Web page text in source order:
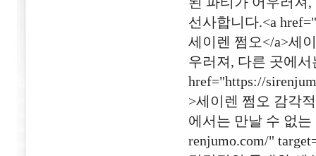
선사합니다.<a
세이렌 쩜오</a>세
우러져, 다른 곳에
href="https://
>세이렌 쩜오 감각
에서는 만날 수 없
renjumo.com/"